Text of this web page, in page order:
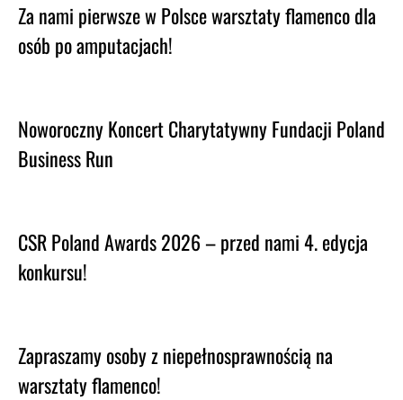
Za nami pierwsze w Polsce warsztaty flamenco dla
osób po amputacjach!
Noworoczny Koncert Charytatywny Fundacji Poland
Business Run
CSR Poland Awards 2026 – przed nami 4. edycja
konkursu!
Zapraszamy osoby z niepełnosprawnością na
warsztaty flamenco!